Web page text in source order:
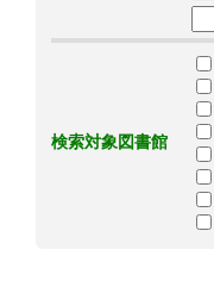
検索対象図書館